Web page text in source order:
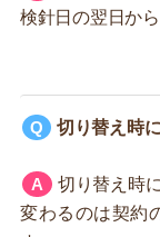
検針日の翌日か
切り替え時
切り替え時
変わるのは契約